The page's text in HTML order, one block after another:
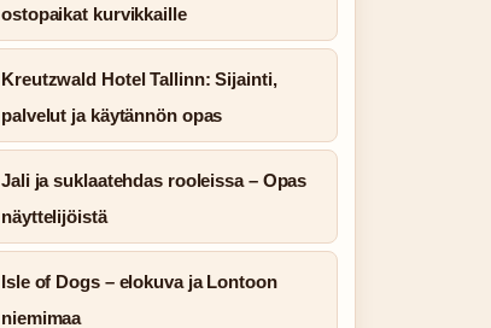
ostopaikat kurvikkaille
Kreutzwald Hotel Tallinn: Sijainti,
palvelut ja käytännön opas
Jali ja suklaatehdas rooleissa – Opas
näyttelijöistä
Isle of Dogs – elokuva ja Lontoon
niemimaa